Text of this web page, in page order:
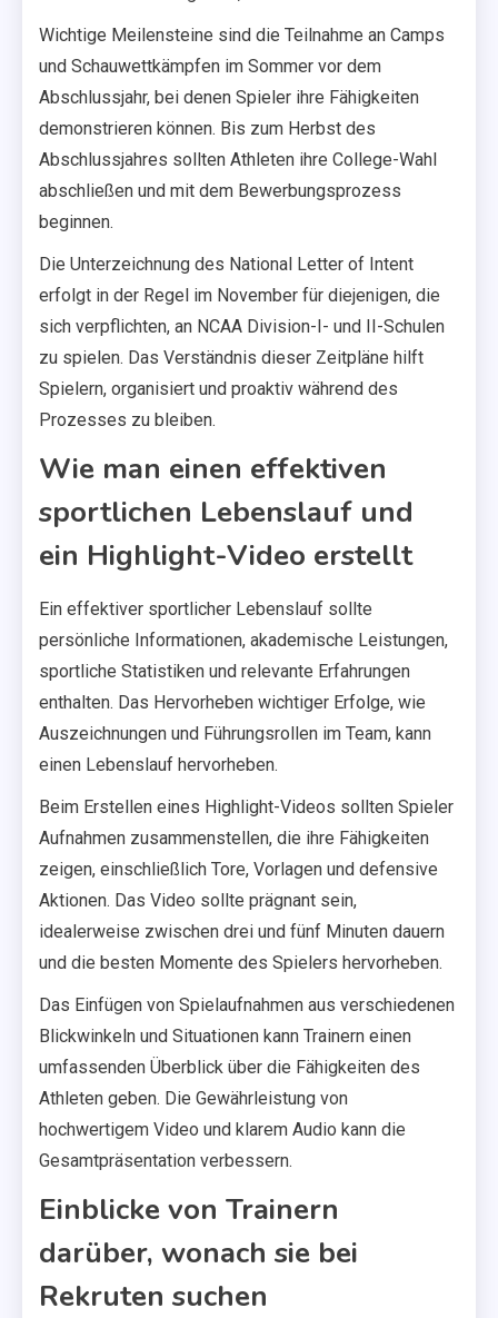
Wichtige Meilensteine sind die Teilnahme an Camps
und Schauwettkämpfen im Sommer vor dem
Abschlussjahr, bei denen Spieler ihre Fähigkeiten
demonstrieren können. Bis zum Herbst des
Abschlussjahres sollten Athleten ihre College-Wahl
abschließen und mit dem Bewerbungsprozess
beginnen.
Die Unterzeichnung des National Letter of Intent
erfolgt in der Regel im November für diejenigen, die
sich verpflichten, an NCAA Division-I- und II-Schulen
zu spielen. Das Verständnis dieser Zeitpläne hilft
Spielern, organisiert und proaktiv während des
Prozesses zu bleiben.
Wie man einen effektiven
sportlichen Lebenslauf und
ein Highlight-Video erstellt
Ein effektiver sportlicher Lebenslauf sollte
persönliche Informationen, akademische Leistungen,
sportliche Statistiken und relevante Erfahrungen
enthalten. Das Hervorheben wichtiger Erfolge, wie
Auszeichnungen und Führungsrollen im Team, kann
einen Lebenslauf hervorheben.
Beim Erstellen eines Highlight-Videos sollten Spieler
Aufnahmen zusammenstellen, die ihre Fähigkeiten
zeigen, einschließlich Tore, Vorlagen und defensive
Aktionen. Das Video sollte prägnant sein,
idealerweise zwischen drei und fünf Minuten dauern
und die besten Momente des Spielers hervorheben.
Das Einfügen von Spielaufnahmen aus verschiedenen
Blickwinkeln und Situationen kann Trainern einen
umfassenden Überblick über die Fähigkeiten des
Athleten geben. Die Gewährleistung von
hochwertigem Video und klarem Audio kann die
Gesamtpräsentation verbessern.
Einblicke von Trainern
darüber, wonach sie bei
Rekruten suchen